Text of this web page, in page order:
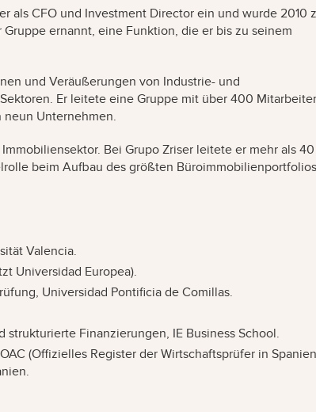
als CFO und Investment Director ein und wurde 2010
ernannt, eine Funktion, die er bis zu seinem
und Veräußerungen von Industrie- und
Er leitete eine Gruppe mit über 400
neun Unternehmen.
Bei Grupo Zriser leitete er mehr als 40
beim Aufbau des größten
Valencia.
Universidad Europea).
Universidad Pontificia de Comillas.
Finanzierungen, IE Business School.
(Offizielles Register der Wirtschaftsprüfer in